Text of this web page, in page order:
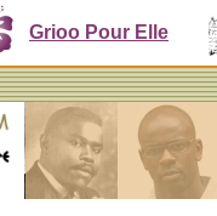
Grioo Pour Elle